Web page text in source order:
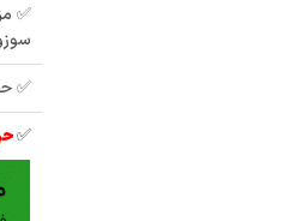
✅ حراج 870/000/000 تومانی
✅حراج
مزایده روا رنگ : نوک